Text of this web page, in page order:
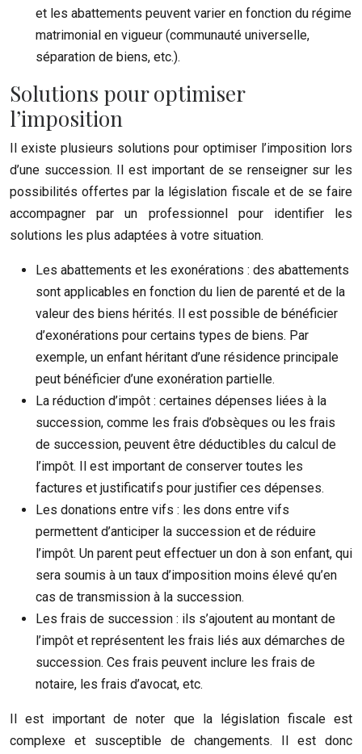
et les abattements peuvent varier en fonction du régime
matrimonial en vigueur (communauté universelle,
séparation de biens, etc.).
Solutions pour optimiser
l’imposition
Il existe plusieurs solutions pour optimiser l’imposition lors
d’une succession. Il est important de se renseigner sur les
possibilités offertes par la législation fiscale et de se faire
accompagner par un professionnel pour identifier les
solutions les plus adaptées à votre situation.
Les abattements et les exonérations : des abattements
sont applicables en fonction du lien de parenté et de la
valeur des biens hérités. Il est possible de bénéficier
d’exonérations pour certains types de biens. Par
exemple, un enfant héritant d’une résidence principale
peut bénéficier d’une exonération partielle.
La réduction d’impôt : certaines dépenses liées à la
succession, comme les frais d’obsèques ou les frais
de succession, peuvent être déductibles du calcul de
l’impôt. Il est important de conserver toutes les
factures et justificatifs pour justifier ces dépenses.
Les donations entre vifs : les dons entre vifs
permettent d’anticiper la succession et de réduire
l’impôt. Un parent peut effectuer un don à son enfant, qui
sera soumis à un taux d’imposition moins élevé qu’en
cas de transmission à la succession.
Les frais de succession : ils s’ajoutent au montant de
l’impôt et représentent les frais liés aux démarches de
succession. Ces frais peuvent inclure les frais de
notaire, les frais d’avocat, etc.
Il est important de noter que la législation fiscale est
complexe et susceptible de changements. Il est donc